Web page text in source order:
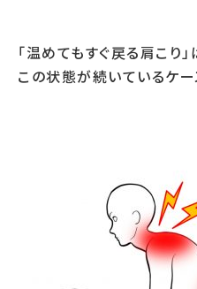
「温めてもすぐ戻る肩こり」
この状態が続いているケー